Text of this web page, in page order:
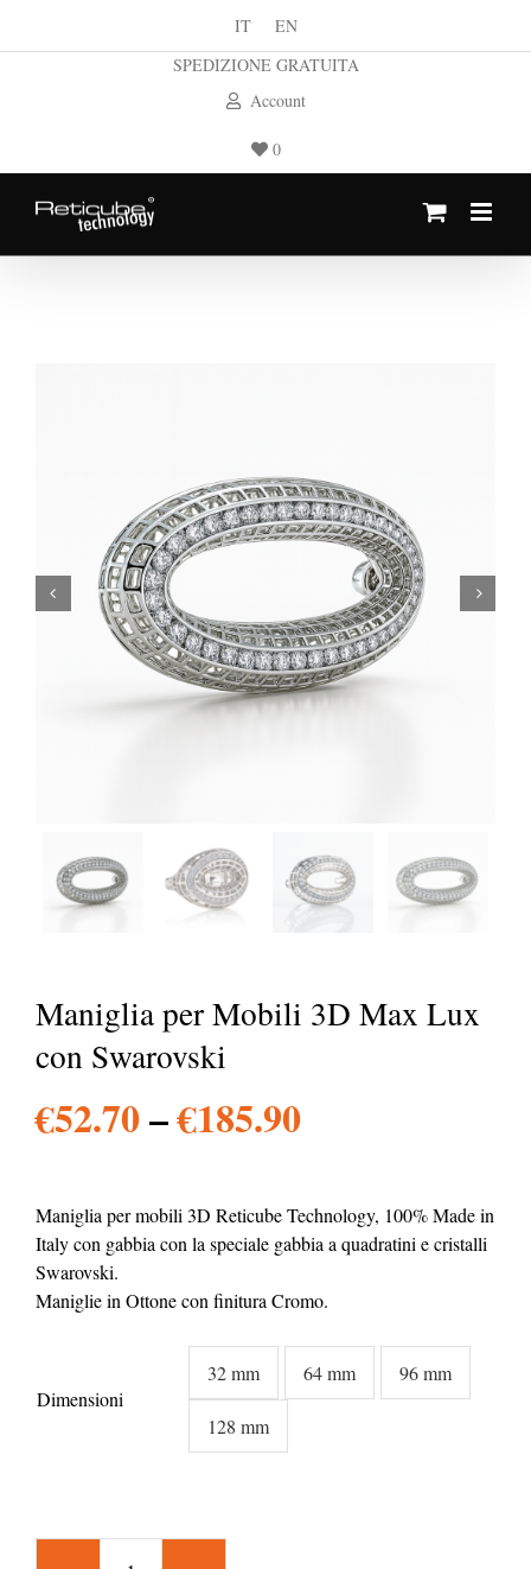
IT
EN
SPEDIZIONE GRATUITA
Account
0
 
Maniglia per Mobili 3D Max Lux
con Swarovski
€52.70–€185.90
Maniglia per mobili 3D Reticube Technology, 100% Made in
Italy con gabbia con la speciale gabbia a quadratini e cristalli
Swarovski.
Maniglie in Ottone con finitura Cromo.
Dimensioni
32 mm 64 mm 96 mm
128 mm